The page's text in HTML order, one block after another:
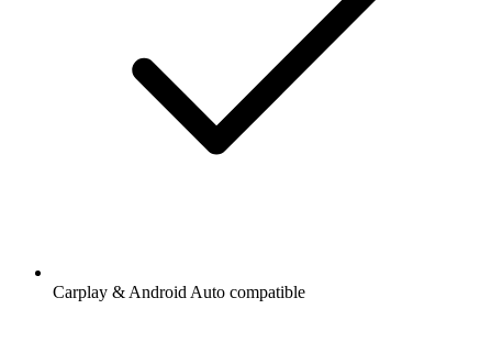
Carplay & Android Auto compatible